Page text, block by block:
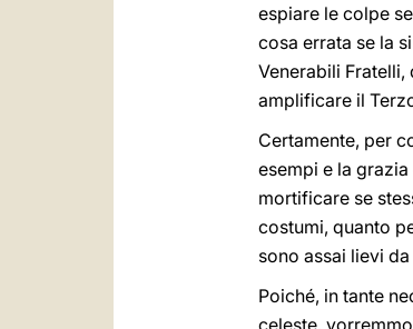
espiare le colpe
cosa errata se la
Venerabili
amplificare il
Certamente, per
esempi e la
mortificare se
costumi, quanto
sono assai lievi
Poiché, in tante
celeste,